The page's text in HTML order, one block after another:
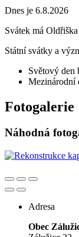
Dnes je 6.8.2026
Svátek má Oldřiška
Státní svátky a
Světový den
Mezinárodní
Fotogalerie
Náhodná
Adresa
Obec